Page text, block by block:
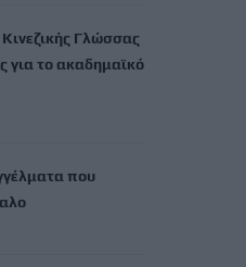
Γλώσσας
για το ακαδημαϊκό
που